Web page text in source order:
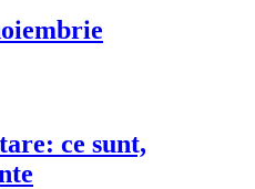
ce sunt,